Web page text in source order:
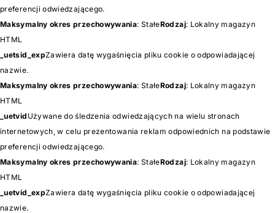
preferencji odwiedzającego.
Maksymalny okres przechowywania: StałeRodzaj: Lokalny magazyn
HTML
_uetsid_expZawiera datę wygaśnięcia pliku cookie o odpowiadającej
nazwie.
Maksymalny okres przechowywania: StałeRodzaj: Lokalny magazyn
HTML
_uetvid Używane do śledzenia odwiedzających na wielu stronach
internetowych, w celu prezentowania reklam odpowiednich na podstawie
preferencji odwiedzającego.
Maksymalny okres przechowywania: StałeRodzaj: Lokalny magazyn
HTML
_uetvid_expZawiera datę wygaśnięcia pliku cookie o odpowiadającej
nazwie.